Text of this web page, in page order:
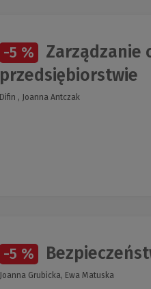
-5 %
Zarządzanie
przedsiębiorstwie
Difin , Joanna Antczak
-5 %
Joanna Grubicka, Ewa Matuska